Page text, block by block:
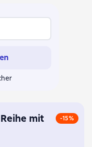
mit
-15%